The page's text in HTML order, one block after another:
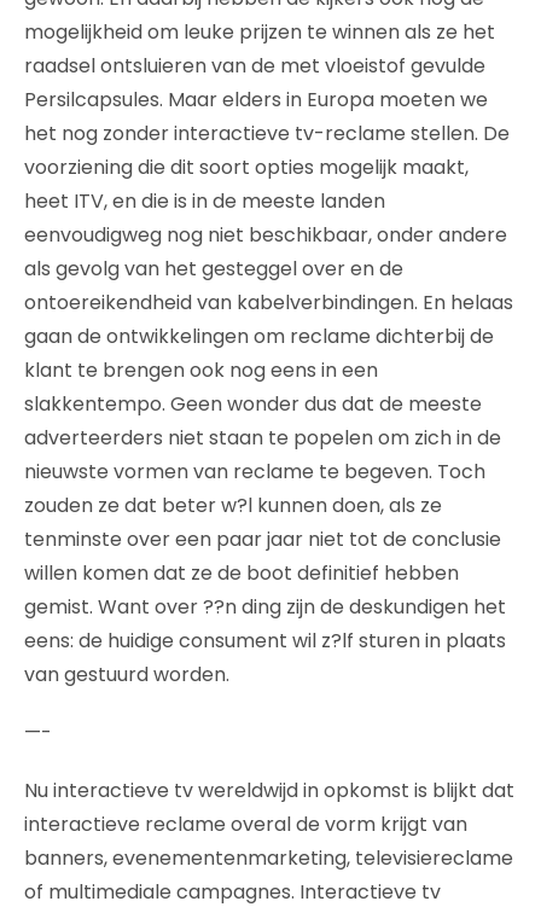
mogelijkheid om leuke prijzen te winnen als ze het
raadsel ontsluieren van de met vloeistof gevulde
Persilcapsules. Maar elders in Europa moeten we
het nog zonder interactieve tv-reclame stellen. De
voorziening die dit soort opties mogelijk maakt,
heet ITV, en die is in de meeste landen
eenvoudigweg nog niet beschikbaar, onder andere
als gevolg van het gesteggel over en de
ontoereikendheid van kabelverbindingen. En helaas
gaan de ontwikkelingen om reclame dichterbij de
klant te brengen ook nog eens in een
slakkentempo. Geen wonder dus dat de meeste
adverteerders niet staan te popelen om zich in de
nieuwste vormen van reclame te begeven. Toch
zouden ze dat beter w?l kunnen doen, als ze
tenminste over een paar jaar niet tot de conclusie
willen komen dat ze de boot definitief hebben
gemist. Want over ??n ding zijn de deskundigen het
eens: de huidige consument wil z?lf sturen in plaats
van gestuurd worden.
—-
Nu interactieve tv wereldwijd in opkomst is blijkt dat
interactieve reclame overal de vorm krijgt van
banners, evenementenmarketing, televisiereclame
of multimediale campagnes. Interactieve tv